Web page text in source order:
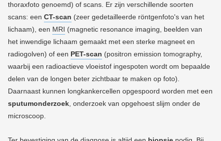
thoraxfoto genoemd) of scans. Er zijn verschillende soorten
scans: een CT-scan (zeer gedetailleerde röntgenfoto's van het
lichaam), een MRI (magnetic resonance imaging, beelden van
het inwendige lichaam gemaakt met een sterke magneet en
radiogolven) of een PET-scan (positron emission tomography,
waarbij een radioactieve vloeistof ingespoten wordt om bepaalde
delen van de longen beter zichtbaar te maken op foto).
Daarnaast kunnen longkankercellen opgespoord worden met een
sputumonderzoek , onderzoek van opgehoest slijm onder de
microscoop.